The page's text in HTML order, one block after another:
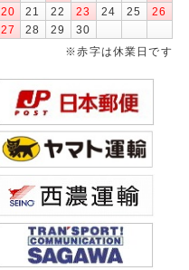
20
21 22 23 24 25
26
27
28 29
30
※赤字は休業日です